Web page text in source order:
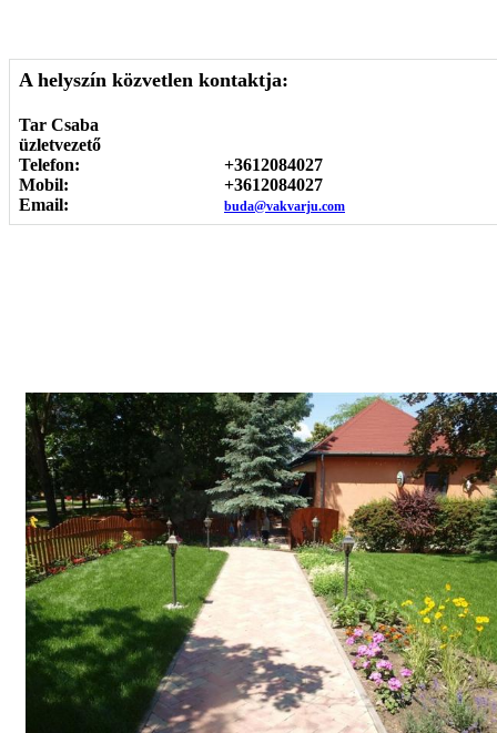
A helyszín közvetlen kontaktja:
Tar Csaba
üzletvezető
Telefon:
+3612084027
Mobil:
+3612084027
Email:
buda@vakvarju.com